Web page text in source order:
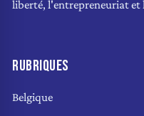
liberté, l'entrepreneuriat
RUBRIQUES
Belgique